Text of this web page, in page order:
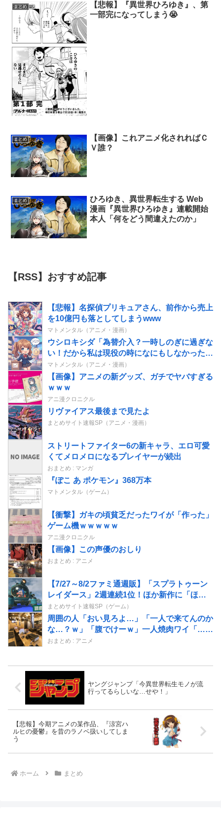
まとめ
【悲報】『異世界ひろゆき』、第
一部完になってしまう😭
まとめ
【画像】これアニメ化されればＣ
Ｖ誰？
まとめ
ひろゆき、異世界転生する Web
漫画『異世界ひろゆき』連載開始
本人「何をどう間違えたのか」
【RSS】おすすめ記事
【悲報】名探偵プリキュアさん、前作から売上
を10億円も落としてしまうwww
マトメンタル（アニメ・漫画）
ウシロキシダ「為替介入？一時しのぎに過ぎな
い！だから私は現役の時になにもしなかったの
だ」
マトメンタル（アニメ・漫画）
【画像】アニメの新グッズ、ガチでヤバすぎる
ｗｗｗ
アニ漫クロニクル
リヴァイアス最後まで見たよ
まとめサイト速報SP（アニメ・漫画）
ストリートファイター6の新キャラ、エロ可愛
くてメロメロになるプレイヤーが続出
おまとめ : マンガ
『ぽこ あ ポケモン』368万本
マトメンタル（ゲーム）
【衝撃】ガキの頃貧乏だったワイが「作った」
ゲーム機ｗｗｗｗｗ
アニ漫クロニクル
【画像】この声優のおしり
おまとめ : アニメ
【7/27～8/2ファミ通週販】「スプラトゥーン
レイダース」2週連続1位！ほか新作に「ほの
暮しの庭」「ブルーリフレクション カルテッ
ト」などランクイン！！
まとめサイト速報SP（ゲーム）
周囲の人「おい見ろよ…」「一人で来てんのか
な…？ｗ」「腹でけーｗ」一人焼肉ワイ「……
ッ…！」
おまとめ : アニメ
ヤングジャンプ「今異世界転生モノが流
行ってるらしいな…せや！」
【悲報】今期アニメの某作品、『涼宮ハ
ルヒの憂鬱』を昔のラノベ扱いしてしま
う
ホーム まとめ